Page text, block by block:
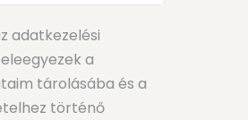
adatkezelési
a
tárolásába és a
történő